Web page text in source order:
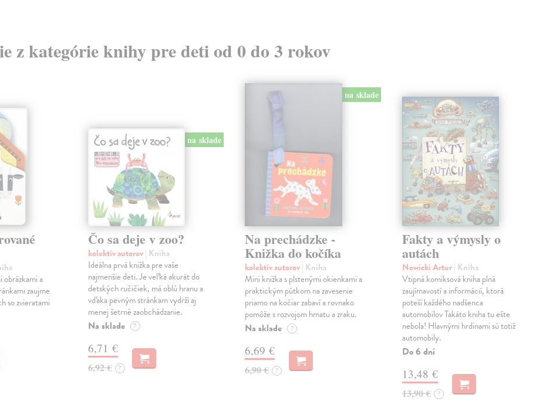
z kategórie knihy pre deti od 0 do 3 rokov
obrázkami a
zaujme
so zvieratami
na sklade
Čo sa deje v zoo?
kolektív autorov| Kniha
Ideálna prvá knižka pre vaše
najmenšie deti. Je veľká akurát do
detských ručičiek, má oblú hranu a
vďaka pevným stránkam vydrží aj
menej šetrné zaobchádzanie.
Na sklade ?
6,71 €
6,92 € ?
na sklade
Na prechádzke -
Knižka do kočíka
kolektív autorov| Kniha
Mini knižka s plstenými okienkami a
praktickým pútkom na zavesenie
priamo na kočiar zabaví a rovnako
pomôže s rozvojom hmatu a zraku.
Na sklade ?
6,69 €
6,90 € ?
Fakty a výmysly o
autách
Nowicki Artur| Kniha
Vtipná komiksová kniha plná
zaujímavostí a informácií, ktorá
poteší každého nadšenca
automobilov Takáto kniha tu ešte
nebola! Hlavnými hrdinami sú totiž
automobily.
Do 6 dní
13,48 €
13,90 € ?